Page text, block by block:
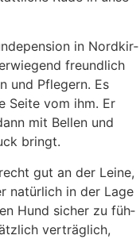
in Nord­kir­
freund­lich
und Pfle­gern. Es
Sei­te vom ihm. Er
mit Bel­len und
bringt.
gut an der Lei­ne,
natür­lich in der Lage
Hund sicher zu füh­
ver­träg­lich,